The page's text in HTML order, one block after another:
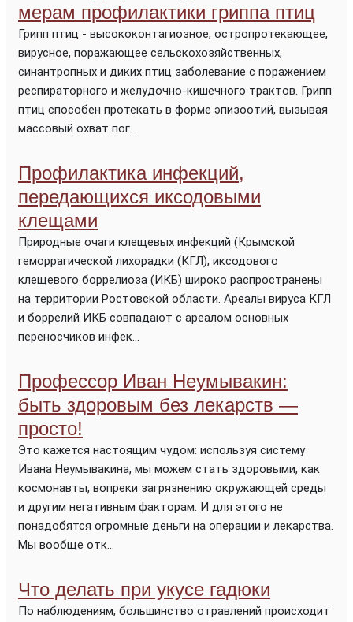
мерам профилактики гриппа птиц
Грипп птиц - высококонтагиозное, остропротекающее,
вирусное, поражающее сельскохозяйственных,
синантропных и диких птиц заболевание с поражением
респираторного и желудочно-кишечного трактов. Грипп
птиц способен протекать в форме эпизоотий, вызывая
массовый охват пог...
Профилактика инфекций,
передающихся иксодовыми
клещами
Природные очаги клещевых инфекций (Крымской
геморрагической лихорадки (КГЛ), иксодового
клещевого боррелиоза (ИКБ) широко распространены
на территории Ростовской области. Ареалы вируса КГЛ
и боррелий ИКБ совпадают с ареалом основных
переносчиков инфек...
Профессор Иван Неумывакин:
быть здоровым без лекарств —
просто!
Это кажется настоящим чудом: используя систему
Ивана Неумывакина, мы можем стать здоровыми, как
космонавты, вопреки загрязнению окружающей среды
и другим негативным факторам. И для этого не
понадобятся огромные деньги на операции и лекарства.
Мы вообще отк...
Что делать при укусе гадюки
По наблюдениям, большинство отравлений происходит